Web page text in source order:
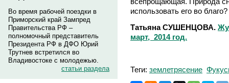
Во время рабочей поездки в
Приморский край Зампред
Правительства РФ –
полномочный представитель
Президента РФ в ДФО Юрий
Трутнев встретился во
Владивостоке с молодежью.
статьи раздела
использовать его во благо?
Татьяна СУШЕНЦОВА.
март, 2014 год.
Теги: землетрясение